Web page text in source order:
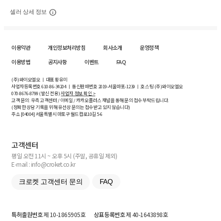
셀러 상세 정보
이용약관 개인정보처리방침 회사소개
운영정책
이용방법
공지사항 이벤트 FAQ
(주)와이오엘오 ㅣ 대표 황유미
사업자등록번호610-86-34204ㅣ 통신판매번호 2019-서울마포-1239 ㅣ 호스팅 (주)와이오엘오
070-8676-8799 (발신 전용)사업자 정보 확인 >
고객 문의: 우측 고객센터 / 이메일 / 카카오플러스 채널을 통해 문의 접수 부탁드립니다.
(정확한 상담 기록을 위해 유선상 문의는 접수받고 있지 않습니다)
주소 [04004] 서울특별시 마포구 월드컵로10길5-6
고객센터
평일 오전 11시 ~ 오후 5시 (주말, 공휴일 제외)
E-mail : info@croket.co.kr
크로켓 고객센터 문의 FAQ
특허출원번호제 10-1865905호 상표등록번호제 40-1643898호